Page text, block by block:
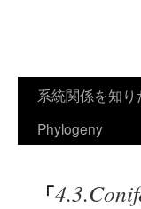
系統関係を知
Phylogeny
「